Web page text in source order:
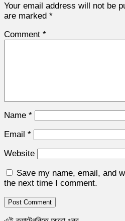
Your email address will not be
are marked *
Comment *
Name *
Email *
Website
Save my name, email, and
the next time I comment.